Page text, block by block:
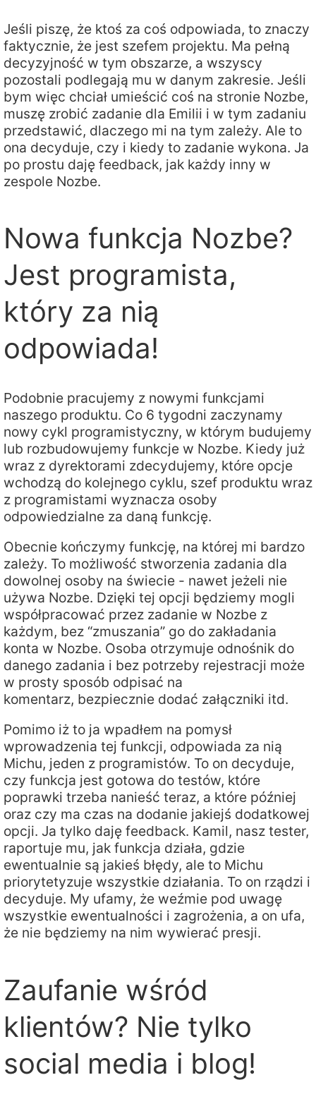
Jeśli piszę, że ktoś za coś odpowiada, to znaczy
faktycznie, że jest szefem projektu. Ma pełną
decyzyjność w tym obszarze, a wszyscy
pozostali podlegają mu w danym zakresie. Jeśli
bym więc chciał umieścić coś na stronie Nozbe,
muszę zrobić zadanie dla Emilii i w tym zadaniu
przedstawić, dlaczego mi na tym zależy. Ale to
ona decyduje, czy i kiedy to zadanie wykona. Ja
po prostu daję feedback, jak każdy inny w
zespole Nozbe.
Nowa funkcja Nozbe?
Jest programista,
który za nią
odpowiada!
Podobnie pracujemy z nowymi funkcjami
naszego produktu. Co 6 tygodni zaczynamy
nowy cykl programistyczny, w którym budujemy
lub rozbudowujemy funkcje w Nozbe. Kiedy już
wraz z dyrektorami zdecydujemy, które opcje
wchodzą do kolejnego cyklu, szef produktu wraz
z programistami wyznacza osoby
odpowiedzialne za daną funkcję.
Obecnie kończymy funkcję, na której mi bardzo
zależy. To możliwość stworzenia zadania dla
dowolnej osoby na świecie - nawet jeżeli nie
używa Nozbe. Dzięki tej opcji będziemy mogli
współpracować przez zadanie w Nozbe z
każdym, bez “zmuszania” go do zakładania
konta w Nozbe. Osoba otrzymuje odnośnik do
danego zadania i bez potrzeby rejestracji może
w prosty sposób odpisać na
komentarz, bezpiecznie dodać załączniki itd.
Pomimo iż to ja wpadłem na pomysł
wprowadzenia tej funkcji, odpowiada za nią
Michu, jeden z programistów. To on decyduje,
czy funkcja jest gotowa do testów, które
poprawki trzeba nanieść teraz, a które później
oraz czy ma czas na dodanie jakiejś dodatkowej
opcji. Ja tylko daję feedback. Kamil, nasz tester,
raportuje mu, jak funkcja działa, gdzie
ewentualnie są jakieś błędy, ale to Michu
priorytetyzuje wszystkie działania. To on rządzi i
decyduje. My ufamy, że weźmie pod uwagę
wszystkie ewentualności i zagrożenia, a on ufa,
że nie będziemy na nim wywierać presji.
Zaufanie wśród
klientów? Nie tylko
social media i blog!